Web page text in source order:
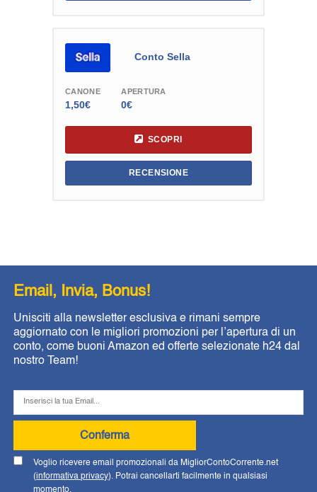
Conto Sella
CANONE
1,50€
APERTURA
0€
SCOPRI
RECENSIONE
Email, Invia, Bonus!
Unisciti alla newsletter esclusiva e rimani sempre
aggiornato con le migliori promozioni per l’apertura di un
conto, come buoni Amazon ed offerte selezionate h24 dal
nostro Team!
Conferma
Voglio ricevere email promozionali da MigliorContoCorrente.net
(informativa privacy). Potrai cancellarti facilmente in qualsiasi
momento.